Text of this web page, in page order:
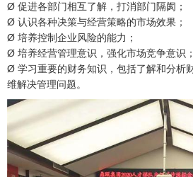
Ø 促进各部门相互了解，打消部门隔阂；
Ø 认识各种决策与经营策略的市场效果；
Ø 培养控制企业风险的能力；
Ø 培养经营管理意识，强化市场竞争意识；
Ø 学习重要的财务知识，包括了解和分析
维解决管理问题。